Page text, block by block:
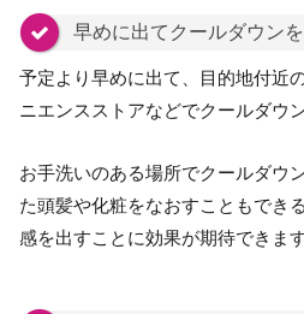
早めに出てクールダウン
予定より早めに出て、目的地付近
ニエンスストアなどでクールダウ
お手洗いのある場所でクールダウ
た頭髪や化粧をなおすこともでき
感を出すことに効果が期待できます